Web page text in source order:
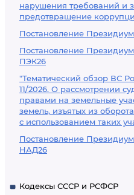
нарушения требований и
предотвращение
Постановление
Постановление
ПЭК26
"Тематический обзор ВС
11/2026. О рассмотрении
правами на земельные
земель, изъятых из
с использованием таких
Постановление
НАД26
Кодексы СССР и РСФСР